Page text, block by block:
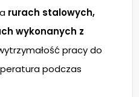
rurach stalowych,
wykonanych z
pracy do
podczas